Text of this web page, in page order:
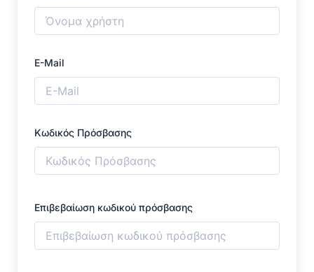
E-Mail
Κωδικός Πρόσβασης
Επιβεβαίωση κωδικού πρόσβασης